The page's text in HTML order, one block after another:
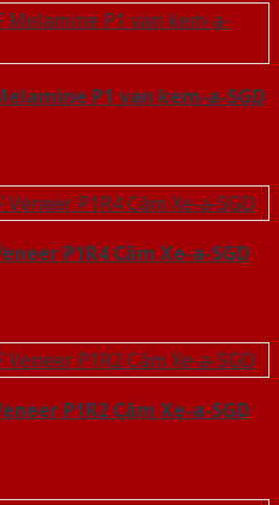
P1 van kem-a-SGD
P1R4 Căm Xe-a-SGD
P1R2 Căm Xe-a-SGD